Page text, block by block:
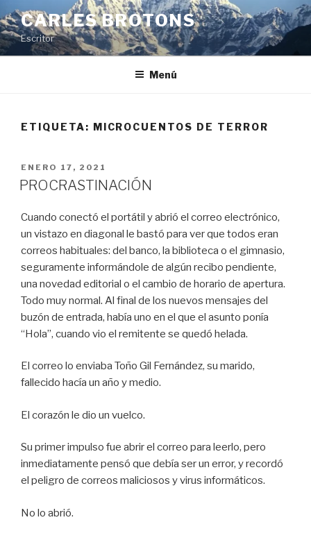
Saltar
al
contenido
CARLES BROTONS
Escritor
Menú
ETIQUETA: MICROCUENTOS DE TERROR
PUBLICADO
EL
ENERO 17, 2021
PROCRASTINACIÓN
Cuando conectó el portátil y abrió el correo electrónico,
un vistazo en diagonal le bastó para ver que todos eran
correos habituales: del banco, la biblioteca o el gimnasio,
seguramente informándole de algún recibo pendiente,
una novedad editorial o el cambio de horario de apertura.
Todo muy normal. Al final de los nuevos mensajes del
buzón de entrada, había uno en el que el asunto ponía
“Hola”, cuando vio el remitente se quedó helada.
El correo lo enviaba Toño Gil Fernández, su marido,
fallecido hacía un año y medio.
El corazón le dio un vuelco.
Su primer impulso fue abrir el correo para leerlo, pero
inmediatamente pensó que debía ser un error, y recordó
el peligro de correos maliciosos y virus informáticos.
No lo abrió.